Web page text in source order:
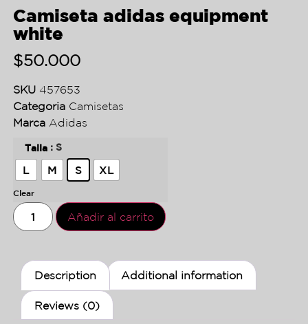
Camiseta adidas equipment
white
$50.000
SKU 457653
Categoria Camisetas
Marca Adidas
Talla : S
L M S XL
Clear
Añadir al carrito
Description Additional information
Reviews (0)